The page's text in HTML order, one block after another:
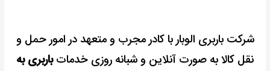
شرکت باربری الوبار با کادر مجرب و متعهد در امور حمل و
نقل کالا به صورت آنلاین و شبانه روزی خدماتباربری به